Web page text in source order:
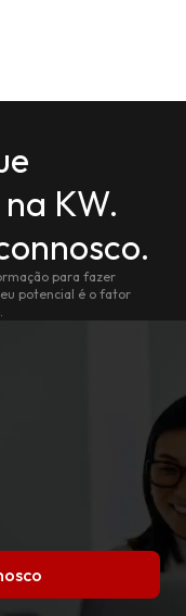
KW.
para fazer
potencial é o fator